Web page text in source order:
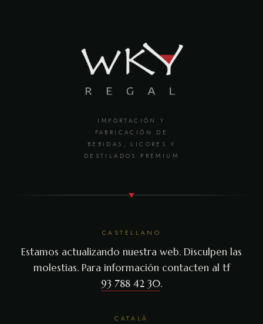
IMPORTACIÓN Y
FABRICACIÓN DE
BEBIDAS, LICORES Y
DESTILADOS PREMIUM
CASTELLANO
Estamos actualizando nuestra web. Disculpen las
molestias. Para información contacten al tf
93 788 42 30.
CATALÀ